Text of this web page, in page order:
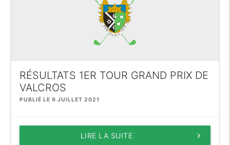
RÉSULTATS 1ER TOUR GRAND PRIX DE
VALCROS
PUBLIÉ LE 9 JUILLET 2021
keyboard_arrow_right
LIRE LA SUITE